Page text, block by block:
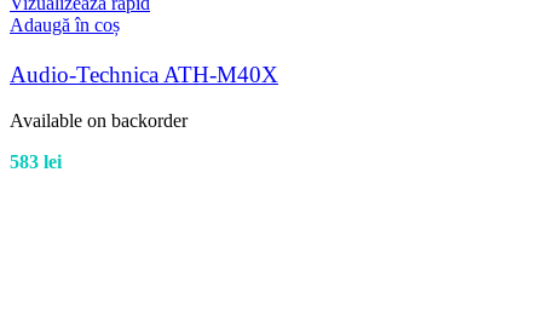
Adaugă în coș
Audio-Technica ATH-M40X
Available on backorder
583 lei